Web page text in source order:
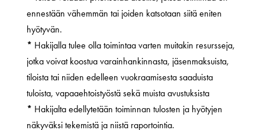
ennestään vähemmän tai joiden katsotaan siitä eniten
hyötyvän.
* Hakijalla tulee olla toimintaa varten muitakin resursseja,
jotka voivat koostua varainhankinnasta, jäsenmaksuista,
tiloista tai niiden edelleen vuokraamisesta saaduista
tuloista, vapaaehtoistyöstä sekä muista avustuksista
* Hakijalta edellytetään toiminnan tulosten ja hyötyjen
näkyväksi tekemistä ja niistä raportointia.